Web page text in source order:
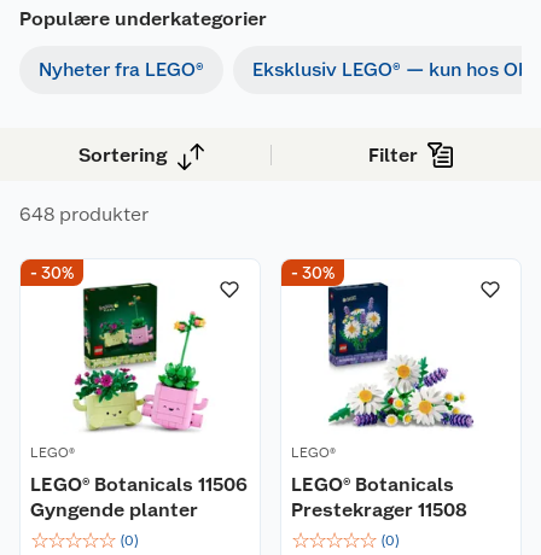
Populære underkategorier
Nyheter fra LEGO® Eksklusiv LEGO® — kun hos
Sortering Filter
648 produkter
- 30%
LEGO®
LEGO® Botanicals 11506
Gyngende planter
☆☆☆☆☆ (0)
- 30%
LEGO®
LEGO® Botanicals
Prestekrager 11508
☆☆☆☆☆ (0)